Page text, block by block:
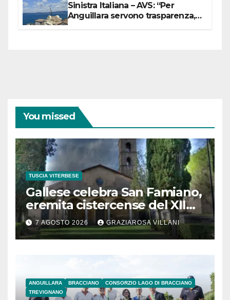
Sinistra Italiana – AVS: “Per
Anguillara servono trasparenza,
You missed
TUSCIA VITERBESE
Gallese celebra San Famiano,
eremita cistercense del XII
secolo
7 AGOSTO 2026 GRAZIAROSA VILLANI
ANGUILLARA BRACCIANO
CONSORZIO LAGO DI BRACCIANO
TREVIGNANO